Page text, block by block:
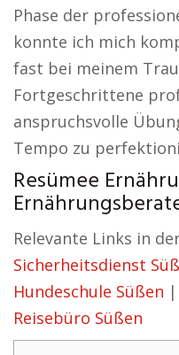
Phase der
konnte ich mich
fast bei meinem
Fortgeschrittene
anspruchsvolle
Tempo zu
Resümee
Relevante Links in
Sicherheitsdienst
Hundeschule Süßen |
Reisebüro Süßen